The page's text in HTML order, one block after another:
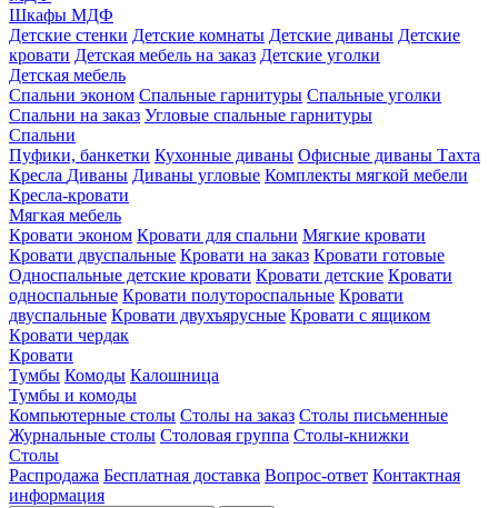
Шкафы МДФ
Детские стенки Детские комнаты Детские диваны Детские
кровати Детская мебель на заказ Детские уголки
Детская мебель
Спальни эконом Спальные гарнитуры Спальные уголки
Спальни на заказ Угловые спальные гарнитуры
Спальни
Пуфики, банкетки Кухонные диваны Офисные диваны Тахта
Кресла Диваны Диваны угловые Комплекты мягкой мебели
Кресла-кровати
Мягкая мебель
Кровати эконом Кровати для спальни Мягкие кровати
Кровати двуспальные Кровати на заказ Кровати готовые
Односпальные детские кровати Кровати детские Кровати
односпальные Кровати полутороспальные Кровати
двуспальные Кровати двухъярусные Кровати с ящиком
Кровати чердак
Кровати
Тумбы Комоды Калошница
Тумбы и комоды
Компьютерные столы Столы на заказ Столы письменные
Журнальные столы Столовая группа Столы-книжки
Столы
Распродажа Бесплатная доставка Вопрос-ответ Контактная
информация